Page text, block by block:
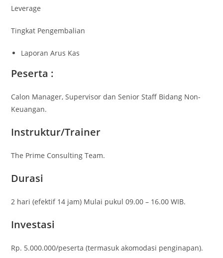
Leverage
Tingkat Pengembalian
Laporan Arus Kas
Peserta :
Calon Manager, Supervisor dan Senior Staff Bidang Non-
Keuangan.
Instruktur/Trainer
The Prime Consulting Team.
Durasi
2 hari (efektif 14 jam) Mulai pukul 09.00 – 16.00 WIB.
Investasi
Rp. 5.000.000/peserta (termasuk akomodasi penginapan).